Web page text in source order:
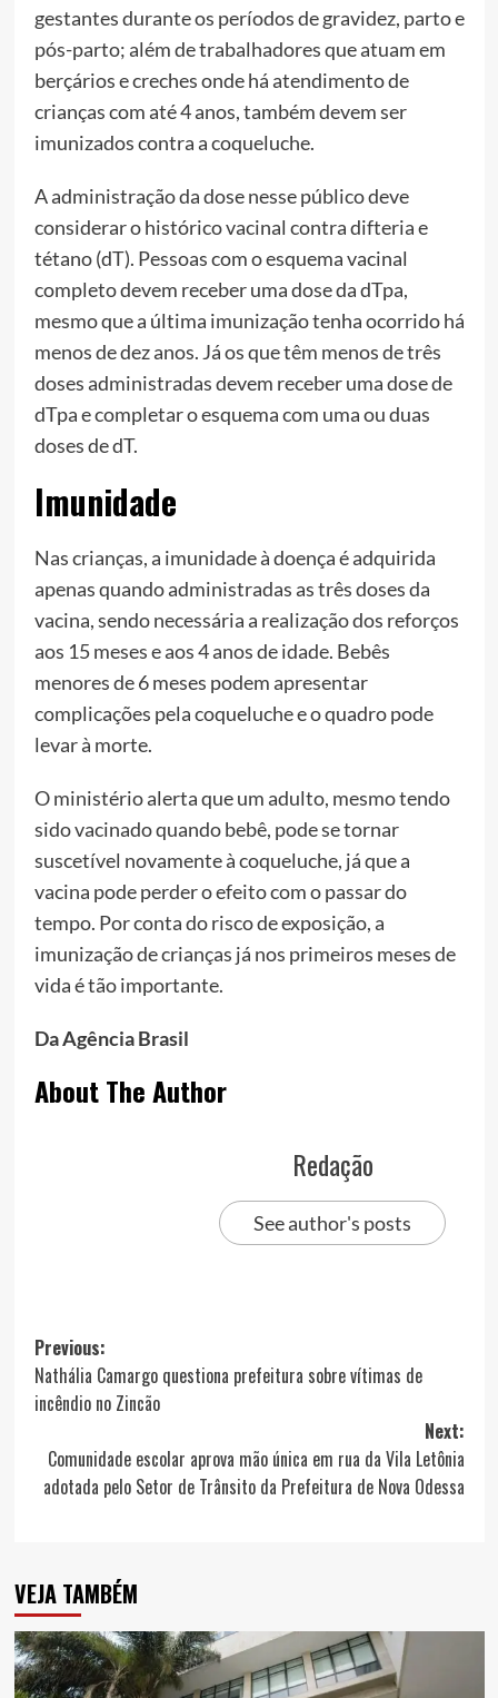
gestantes durante os períodos de gravidez, parto e
pós-parto; além de trabalhadores que atuam em
berçários e creches onde há atendimento de
crianças com até 4 anos, também devem ser
imunizados contra a coqueluche.
A administração da dose nesse público deve
considerar o histórico vacinal contra difteria e
tétano (dT). Pessoas com o esquema vacinal
completo devem receber uma dose da dTpa,
mesmo que a última imunização tenha ocorrido há
menos de dez anos. Já os que têm menos de três
doses administradas devem receber uma dose de
dTpa e completar o esquema com uma ou duas
doses de dT.
Imunidade
Nas crianças, a imunidade à doença é adquirida
apenas quando administradas as três doses da
vacina, sendo necessária a realização dos reforços
aos 15 meses e aos 4 anos de idade. Bebês
menores de 6 meses podem apresentar
complicações pela coqueluche e o quadro pode
levar à morte.
O ministério alerta que um adulto, mesmo tendo
sido vacinado quando bebê, pode se tornar
suscetível novamente à coqueluche, já que a
vacina pode perder o efeito com o passar do
tempo. Por conta do risco de exposição, a
imunização de crianças já nos primeiros meses de
vida é tão importante.
Da Agência Brasil
About The Author
Redação
See author's posts
Post
navigation
Previous:
Nathália Camargo questiona prefeitura sobre vítimas de
incêndio no Zincão
Next:
Comunidade escolar aprova mão única em rua da Vila Letônia
adotada pelo Setor de Trânsito da Prefeitura de Nova Odessa
VEJA TAMBÉM